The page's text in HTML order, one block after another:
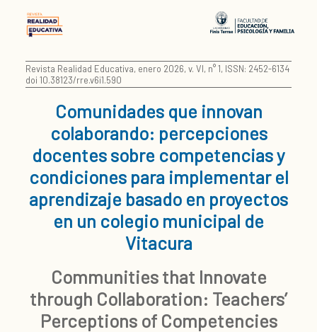
Revista Realidad Educativa, enero 2026, v. VI, n° 1, ISSN: 2452-6134
doi 10.38123/rre.v6i1.590
Comunidades que innovan
colaborando: percepciones
docentes sobre competencias y
condiciones para implementar el
aprendizaje basado en proyectos
en un colegio municipal de
Vitacura
Communities that Innovate
through Collaboration: Teachers’
Perceptions of Competencies